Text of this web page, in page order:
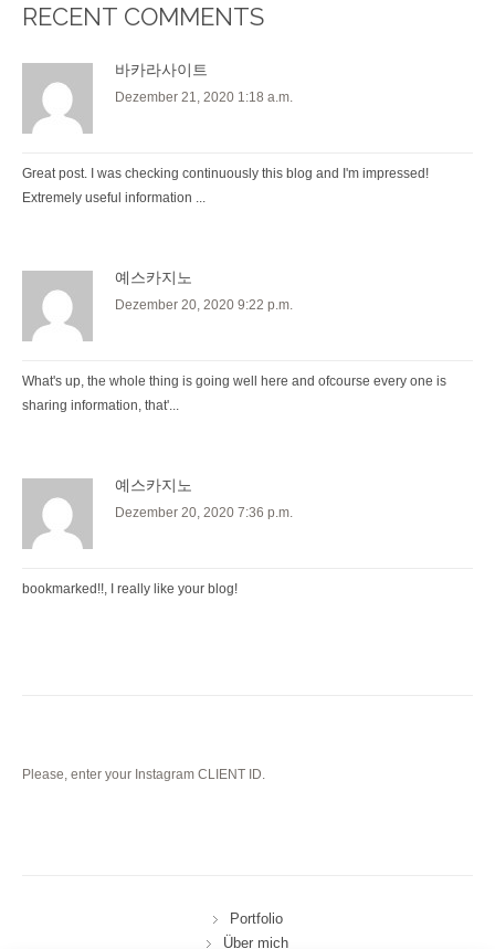
RECENT COMMENTS
바카라사이트
Dezember 21, 2020 1:18 a.m.
Great post. I was checking continuously this blog and I'm impressed!
Extremely useful information ...
예스카지노
Dezember 20, 2020 9:22 p.m.
What's up, the whole thing is going well here and ofcourse every one is
sharing information, that'...
예스카지노
Dezember 20, 2020 7:36 p.m.
bookmarked!!, I really like your blog!
Please, enter your Instagram CLIENT ID.
Portfolio
Über mich